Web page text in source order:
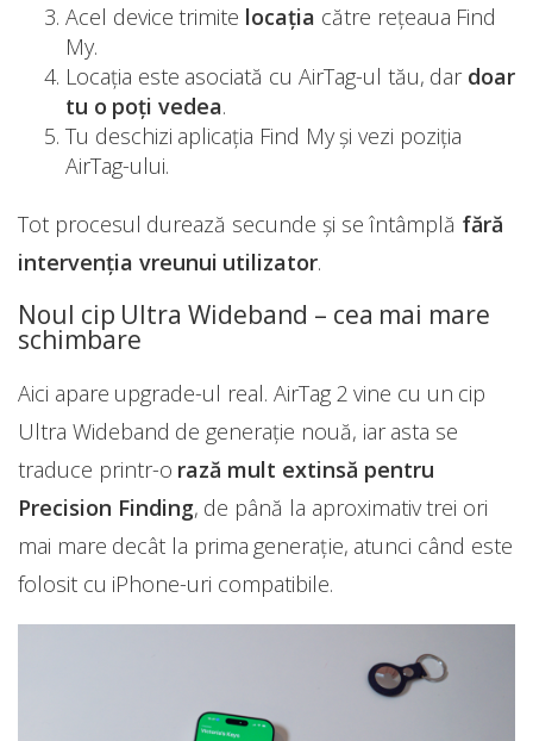
Acel device trimite locația către rețeaua Find
My.
Locația este asociată cu AirTag-ul tău, dar doar
tu o poți vedea.
Tu deschizi aplicația Find My și vezi poziția
AirTag-ului.
Tot procesul durează secunde și se întâmplă fără
intervenția vreunui utilizator.
Noul cip Ultra Wideband – cea mai mare
schimbare
Aici apare upgrade-ul real. AirTag 2 vine cu un cip
Ultra Wideband de generație nouă, iar asta se
traduce printr-o rază mult extinsă pentru
Precision Finding, de până la aproximativ trei ori
mai mare decât la prima generație, atunci când este
folosit cu iPhone-uri compatibile.